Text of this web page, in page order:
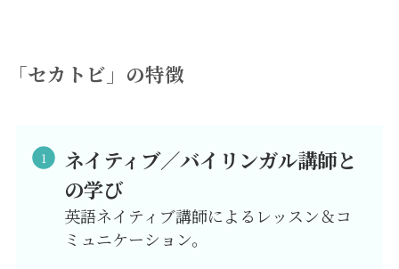
「セカトビ」の特徴
ネイティブ／バイリンガル講師と
の学び
英語ネイティブ講師によるレッスン＆コ
ミュニケーション。